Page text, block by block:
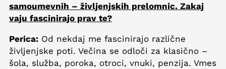
samoumevnih – življenjskih prelomnic. Zakaj
vaju fascinirajo prav te?
Perica: Od nekdaj me fascinirajo različne
življenjske poti. Večina se odloči za klasično –
šola, služba, poroka, otroci, vnuki, penzija. Vmes